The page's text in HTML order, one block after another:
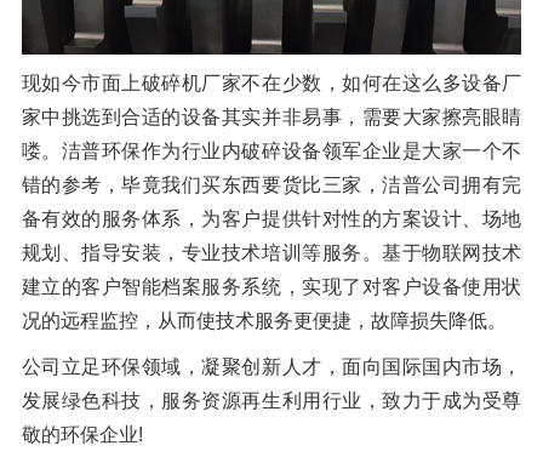
现如今市面上破碎机厂家不在少数，如何在这么多设备厂
家中挑选到合适的设备其实并非易事，需要大家擦亮眼睛
喽。洁普环保作为行业内破碎设备领军企业是大家一个不
错的参考，毕竟我们买东西要货比三家，洁普公司拥有完
备有效的服务体系，为客户提供针对性的方案设计、场地
规划、指导安装，专业技术培训等服务。基于物联网技术
建立的客户智能档案服务系统，实现了对客户设备使用状
况的远程监控，从而使技术服务更便捷，故障损失降低。
公司立足环保领域，凝聚创新人才，面向国际国内市场，
发展绿色科技，服务资源再生利用行业，致力于成为受尊
敬的环保企业!